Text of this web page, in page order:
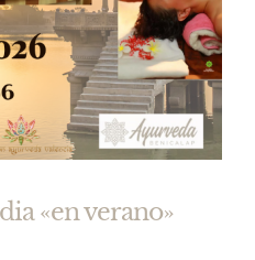
«en verano»